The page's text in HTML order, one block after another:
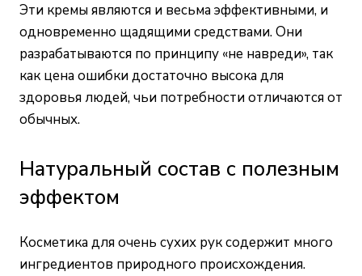
Эти кремы являются и весьма эффективными, и
одновременно щадящими средствами. Они
разрабатываются по принципу «не навреди», так
как цена ошибки достаточно высока для
здоровья людей, чьи потребности отличаются от
обычных.
Натуральный состав с полезным
эффектом
Косметика для очень сухих рук содержит много
ингредиентов природного происхождения.